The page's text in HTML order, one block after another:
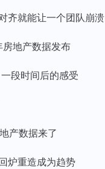
齐就能让一个团队崩溃
地产数据发布
段时间后的感受
产数据来了
炉重造成为趋势